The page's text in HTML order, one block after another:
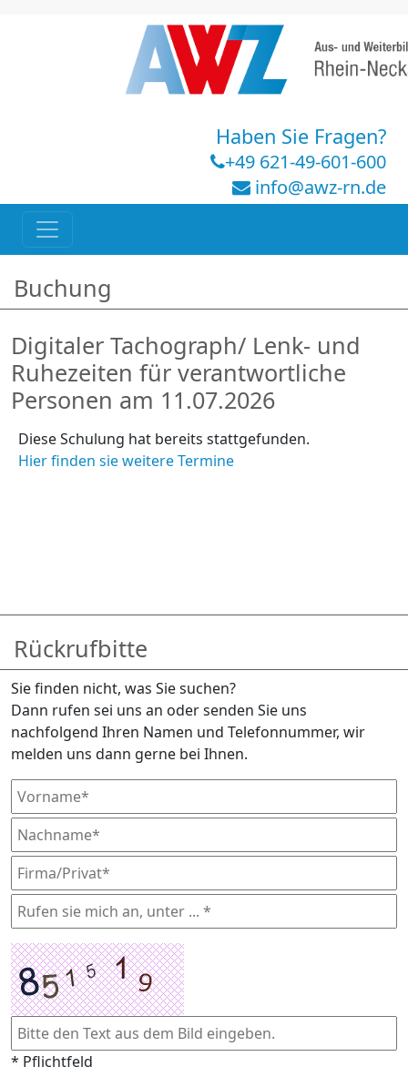
Haben Sie Fragen?
+49 621-49-601-600
info@awz-rn.de
Buchung
Digitaler Tachograph/ Lenk- und
Ruhezeiten für verantwortliche
Personen am 11.07.2026
Diese Schulung hat bereits stattgefunden.
Hier finden sie weitere Termine
Rückrufbitte
Sie finden nicht, was Sie suchen?
Dann rufen sei uns an oder senden Sie uns
nachfolgend Ihren Namen und Telefonnummer, wir
melden uns dann gerne bei Ihnen.
* Pflichtfeld